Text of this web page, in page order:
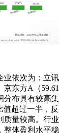
依次为：立讯
京东方A（59.61
分布具有较高集
值超过一半，反
质量较高。行业
整体盈利水平稳